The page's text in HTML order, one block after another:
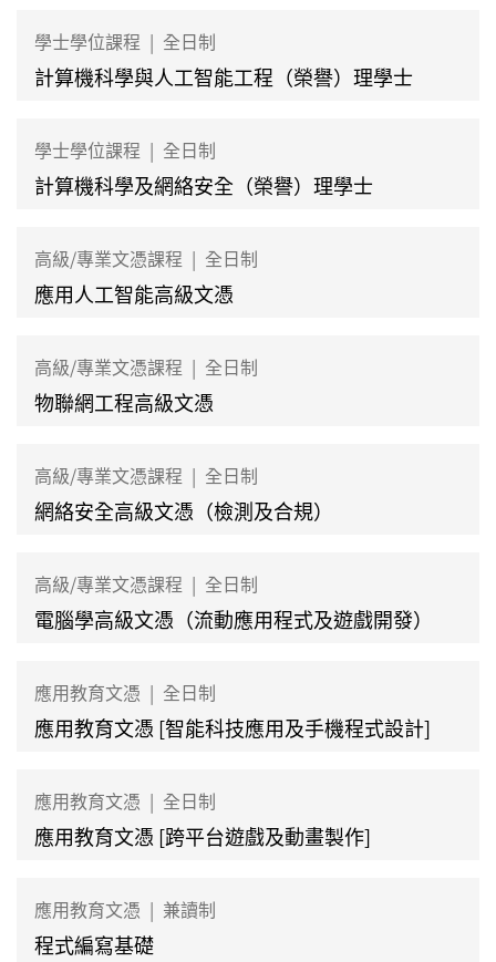
學士學位課程 | 全日制
計算機科學與人工智能工程（榮譽）理學士
學士學位課程 | 全日制
計算機科學及網絡安全（榮譽）理學士
高級/專業文憑課程 | 全日制
應用人工智能高級文憑
高級/專業文憑課程 | 全日制
物聯網工程高級文憑
高級/專業文憑課程 | 全日制
網絡安全高級文憑（檢測及合規）
高級/專業文憑課程 | 全日制
電腦學高級文憑（流動應用程式及遊戲開發）
應用教育文憑 | 全日制
應用教育文憑 [智能科技應用及手機程式設計]
應用教育文憑 | 全日制
應用教育文憑 [跨平台遊戲及動畫製作]
應用教育文憑 | 兼讀制
程式編寫基礎